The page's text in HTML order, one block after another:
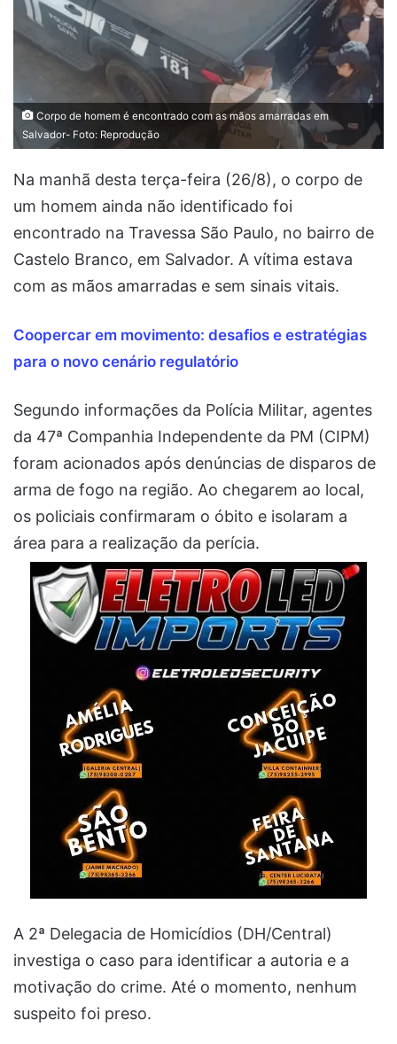
Corpo de homem é encontrado com as mãos amarradas em
Salvador- Foto: Reprodução
Na manhã desta terça-feira (26/8), o corpo de
um homem ainda não identificado foi
encontrado na Travessa São Paulo, no bairro de
Castelo Branco, em Salvador. A vítima estava
com as mãos amarradas e sem sinais vitais.
Coopercar em movimento: desafios e estratégias
para o novo cenário regulatório
Segundo informações da Polícia Militar, agentes
da 47ª Companhia Independente da PM (CIPM)
foram acionados após denúncias de disparos de
arma de fogo na região. Ao chegarem ao local,
os policiais confirmaram o óbito e isolaram a
área para a realização da perícia.
A 2ª Delegacia de Homicídios (DH/Central)
investiga o caso para identificar a autoria e a
motivação do crime. Até o momento, nenhum
suspeito foi preso.